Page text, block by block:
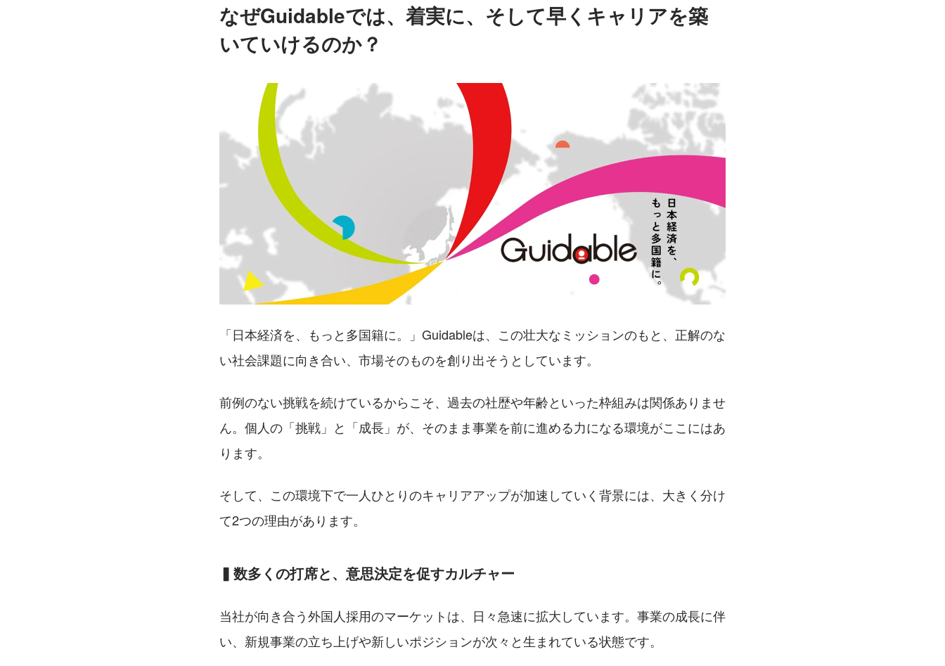
なぜGuidableでは、着実に、そして早くキャリアを築
いていけるのか？
「日本経済を、もっと多国籍に。」Guidableは、この壮大なミッションのもと、正解のな
い社会課題に向き合い、市場そのものを創り出そうとしています。
前例のない挑戦を続けているからこそ、過去の社歴や年齢といった枠組みは関係ありませ
ん。個人の「挑戦」と「成長」が、そのまま事業を前に進める力になる環境がここにはあ
ります。
そして、この環境下で一人ひとりのキャリアアップが加速していく背景には、大きく分け
て2つの理由があります。
▍数多くの打席と、意思決定を促すカルチャー
当社が向き合う外国人採用のマーケットは、日々急速に拡大しています。事業の成長に伴
い、新規事業の立ち上げや新しいポジションが次々と生まれている状態です。